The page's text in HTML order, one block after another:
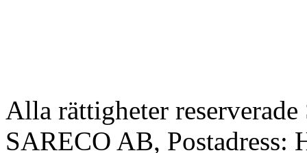
Alla rättigheter
SARECO AB, Postadress: